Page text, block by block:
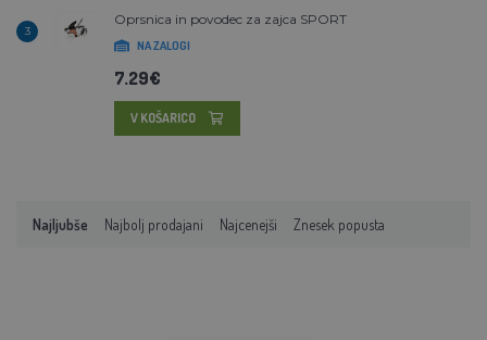
3
Oprsnica in povodec za zajca SPORT
NA ZALOGI
7.29€
V KOŠARICO
Najljubše Najbolj prodajani Najcenejši Znesek popusta